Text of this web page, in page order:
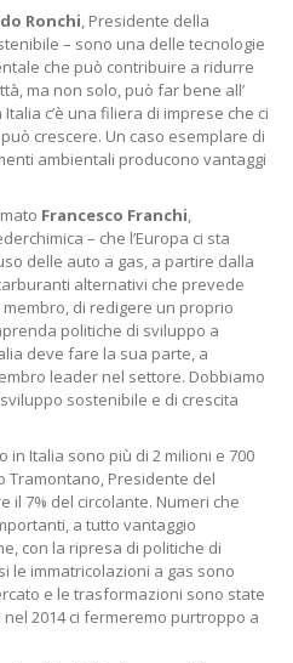
Ronchi, Presidente della
– sono una delle tecnologie
che può contribuire a ridurre
ma non solo, può far bene all’
c’è una filiera di imprese che ci
crescere. Un caso esemplare di
ambientali producono vantaggi
Francesco Franchi,
– che l’Europa ci sta
delle auto a gas, a partire dalla
alternativi che prevede
membro, di redigere un proprio
politiche di sviluppo a
deve fare la sua parte, a
leader nel settore. Dobbiamo
sostenibile e di crescita
in Italia sono più di 2 milioni e 700
Tramontano, Presidente del
il 7% del circolante. Numeri che
a tutto vantaggio
con la ripresa di politiche di
le immatricolazioni a gas sono
e le trasformazioni sono state
nel 2014 ci fermeremo purtroppo a